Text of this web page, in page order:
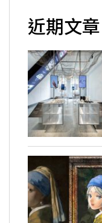
近期文章